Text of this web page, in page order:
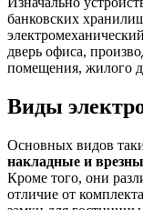
банковских
дверь офиса,
помещения, жилого
Виды
Основных видов
накладные и
Кроме того, они
отличие от